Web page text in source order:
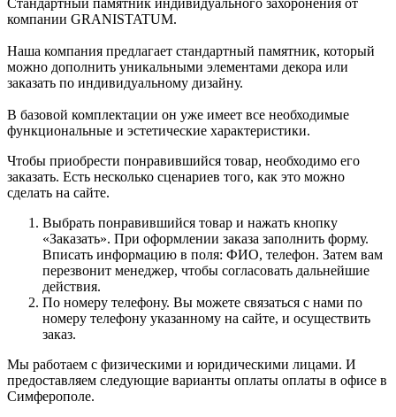
компании GRANISTATUM.
Наша компания предлагает стандартный памятник, который
можно дополнить уникальными элементами декора или
заказать по индивидуальному дизайну.
В базовой комплектации он уже имеет все необходимые
функциональные и эстетические характеристики.
Чтобы приобрести понравившийся товар, необходимо его
заказать. Есть несколько сценариев того, как это можно
сделать на сайте.
Выбрать понравившийся товар и нажать кнопку
«Заказать». При оформлении заказа заполнить форму.
Вписать информацию в поля: ФИО, телефон. Затем вам
перезвонит менеджер, чтобы согласовать дальнейшие
действия.
По номеру телефону. Вы можете связаться с нами по
номеру телефону указанному на сайте, и осуществить
заказ.
Мы работаем с физическими и юридическими лицами. И
предоставляем следующие варианты оплаты оплаты в офисе в
Симферополе.